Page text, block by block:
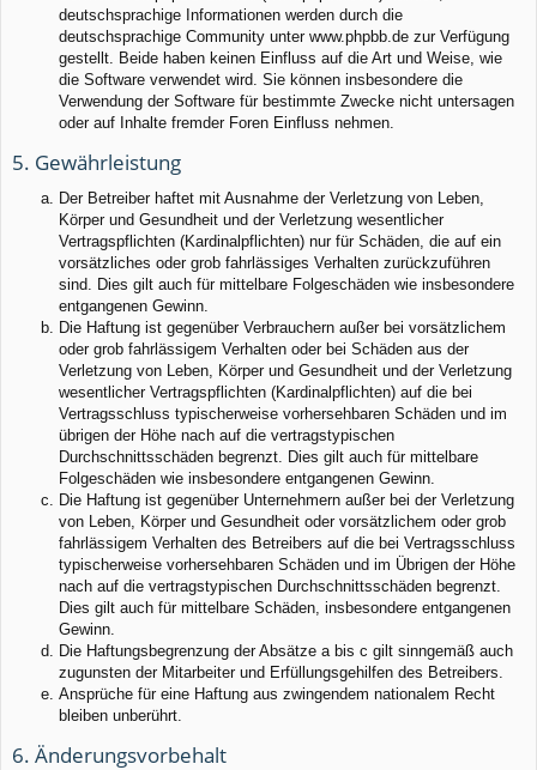
deutschsprachige Informationen werden durch die
deutschsprachige Community unter www.phpbb.de zur Verfügung
gestellt. Beide haben keinen Einfluss auf die Art und Weise, wie
die Software verwendet wird. Sie können insbesondere die
Verwendung der Software für bestimmte Zwecke nicht untersagen
oder auf Inhalte fremder Foren Einfluss nehmen.
5. Gewährleistung
Der Betreiber haftet mit Ausnahme der Verletzung von Leben,
Körper und Gesundheit und der Verletzung wesentlicher
Vertragspflichten (Kardinalpflichten) nur für Schäden, die auf ein
vorsätzliches oder grob fahrlässiges Verhalten zurückzuführen
sind. Dies gilt auch für mittelbare Folgeschäden wie insbesondere
entgangenen Gewinn.
Die Haftung ist gegenüber Verbrauchern außer bei vorsätzlichem
oder grob fahrlässigem Verhalten oder bei Schäden aus der
Verletzung von Leben, Körper und Gesundheit und der Verletzung
wesentlicher Vertragspflichten (Kardinalpflichten) auf die bei
Vertragsschluss typischerweise vorhersehbaren Schäden und im
übrigen der Höhe nach auf die vertragstypischen
Durchschnittsschäden begrenzt. Dies gilt auch für mittelbare
Folgeschäden wie insbesondere entgangenen Gewinn.
Die Haftung ist gegenüber Unternehmern außer bei der Verletzung
von Leben, Körper und Gesundheit oder vorsätzlichem oder grob
fahrlässigem Verhalten des Betreibers auf die bei Vertragsschluss
typischerweise vorhersehbaren Schäden und im Übrigen der Höhe
nach auf die vertragstypischen Durchschnittsschäden begrenzt.
Dies gilt auch für mittelbare Schäden, insbesondere entgangenen
Gewinn.
Die Haftungsbegrenzung der Absätze a bis c gilt sinngemäß auch
zugunsten der Mitarbeiter und Erfüllungsgehilfen des Betreibers.
Ansprüche für eine Haftung aus zwingendem nationalem Recht
bleiben unberührt.
6. Änderungsvorbehalt